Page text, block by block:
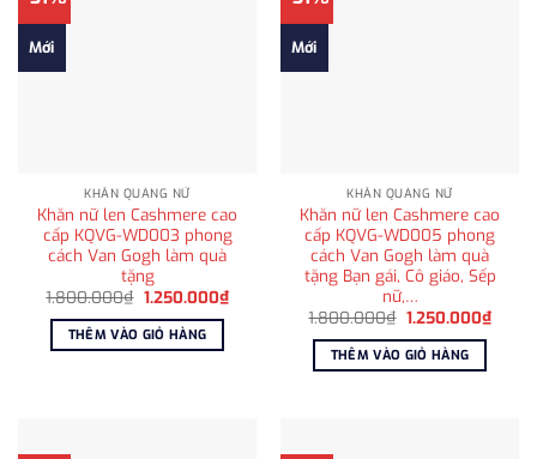
Mới
KHĂN QUÀNG NỮ
Khăn nữ len Cashmere cao
cấp KQVG-WD003 phong
cách Van Gogh làm quà
tặng
1.800.000₫ Giá
là:
1.800.000₫.
1.250.000₫Giá
hiện
THÊM VÀO GIỎ HÀNG
Mới
KHĂN QUÀNG NỮ
Khăn nữ len Cashmere cao
cấp KQVG-WD005 phong
cách Van Gogh làm quà
tặng Bạn gái, Cô giáo, Sếp
nữ,…
1.800.000₫ Giá
là:
1.800.000₫.
1.250.000₫Giá
hiện
THÊM VÀO GIỎ HÀNG